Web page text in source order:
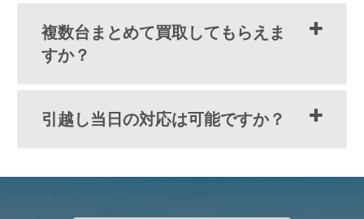
複数台まとめて買取してもらえま
すか？
引越し当日の対応は可能ですか？